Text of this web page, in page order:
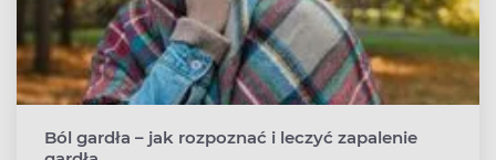
Ból gardła – jak rozpoznać i leczyć zapalenie